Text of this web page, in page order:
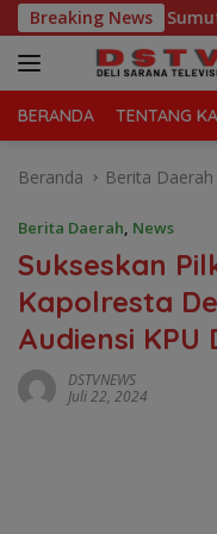
Langsung
ke
konten
Breaking News
Polda Sumut Tutup
BERANDA TENTANG
Beranda Berita Daerah
Berita Daerah, News
Sukseskan
Kapolresta
Audiensi KPU
DSTVNEWS
Juli 22, 2024